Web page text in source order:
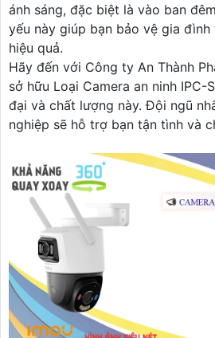
ánh sáng, đặc biệt là vào ban
yếu này giúp bạn bảo vệ gia
hiệu quả.
Hãy đến với Công ty An Thành
sở hữu Loại Camera an ninh IPC-
đại và chất lượng này. Đội ngũ
nghiệp sẽ hỗ trợ bạn tận tình và